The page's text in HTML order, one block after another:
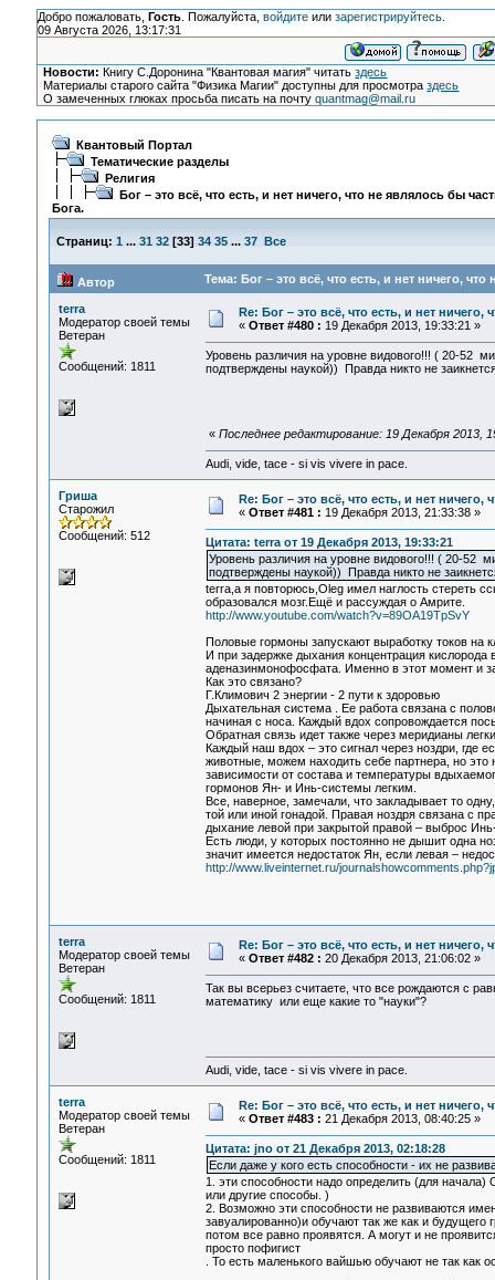
Добро пожаловать, Гость. Пожалуйста, войдитеили зарегистрируйтесь.
09 Августа 2026, 13:17:31
Новости: Книгу С.Доронина "Квантовая магия" читатьздесь
Материалы старого сайта "Физика Магии" доступны для просмотраздесь
О замеченных глюках просьба писать на почтуquantmag@mail.ru
Квантовый Портал
Тематические разделы
Религия
Бог – это всё, что есть, и нет ничего, что не являлось бы
Бога.
Страниц: 1 ... 31 32[33] 34 35 ... 37 Все
Автор Тема: Бог – это всё, что есть, и нет ничего,
terra
Модератор своей темы
Ветеран
Сообщений: 1811
Re: Бог – это всё, что есть, и нет
« Ответ #480 : 19 Декабря 2013, 19:33:21 »
Уровень различия на уровне видового!!! ( 20-52
подтверждены наукой)) Правда никто не
« Последнее редактирование: 19 Декабря 2013,
Audi, vide, tace - si vis vivere in pace.
Гриша
Старожил
Сообщений: 512
Re: Бог – это всё, что есть, и нет
« Ответ #481 : 19 Декабря 2013, 21:33:38 »
Цитата: terra от 19 Декабря 2013, 19:33:21
Уровень различия на уровне видового!!! ( 20-52
подтверждены наукой)) Правда никто не
terra,а я повторюсь,Oleg имел наглость стереть
образовался мозг.Ещё и рассуждая о Амрите.
http://www.youtube.com/watch?v=89OA19TpSvY
Половые гормоны запускают выработку токов на
И при задержке дыхания концентрация кислорода
аденазинмонофосфата. Именно в этот момент и
Как это связано?
Г.Климович 2 энергии - 2 пути к
Дыхательная система . Ее работа связана с
начиная с носа. Каждый вдох сопровождается
Обратная связь идет также через меридианы
Каждый наш вдох – это сигнал через ноздри,
животные, можем находить себе партнера, но
зависимости от состава и температуры
гормонов Ян- и Инь-системы легким.
Все, наверное, замечали, что закладывает то
той или иной гонадой. Правая ноздря связана с
дыхание левой при закрытой правой – выброс
Есть люди, у которых постоянно не дышит одна
значит имеется недостаток Ян, если левая –
http://www.liveinternet.ru/
terra
Модератор своей темы
Ветеран
Сообщений: 1811
Re: Бог – это всё, что есть, и нет
« Ответ #482 : 20 Декабря 2013, 21:06:02 »
Так вы всерьез считаете, что все рождаются с
математику или еще какие то "науки"?
Audi, vide, tace - si vis vivere in pace.
terra
Модератор своей темы
Ветеран
Сообщений: 1811
Re: Бог – это всё, что есть, и нет
« Ответ #483 : 21 Декабря 2013, 08:40:25 »
Цитата: jno от 21 Декабря 2013, 02:18:28
Если даже у кого есть способности - их не
1. эти способности надо определить (для
или другие способы. )
2. Возможно эти способности не развиваются
завуалированно)и обучают так же как и будущего
потом все равно проявятся. А могут и не
просто пофигист
. То есть маленького вайшью обучают не так